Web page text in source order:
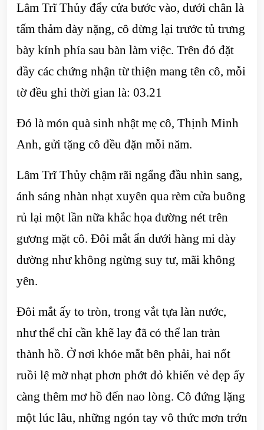
Lâm Trĩ Thủy đẩy cửa bước vào, dưới chân là
tấm thảm dày nặng, cô dừng lại trước tủ trưng
bày kính phía sau bàn làm việc. Trên đó đặt
đầy các chứng nhận từ thiện mang tên cô, mỗi
tờ đều ghi thời gian là: 03.21
Đó là món quà sinh nhật mẹ cô, Thịnh Minh
Anh, gửi tặng cô đều đặn mỗi năm.
Lâm Trĩ Thủy chậm rãi ngẩng đầu nhìn sang,
ánh sáng nhàn nhạt xuyên qua rèm cửa buông
rủ lại một lần nữa khắc họa đường nét trên
gương mặt cô. Đôi mắt ẩn dưới hàng mi dày
dường như không ngừng suy tư, mãi không
yên.
Đôi mắt ấy to tròn, trong vắt tựa làn nước,
như thể chỉ cần khẽ lay đã có thể lan tràn
thành hồ. Ở nơi khóe mắt bên phải, hai nốt
ruồi lệ mờ nhạt phơn phớt đỏ khiến vẻ đẹp ấy
càng thêm mơ hồ đến nao lòng. Cô đứng lặng
một lúc lâu, những ngón tay vô thức mơn trớn